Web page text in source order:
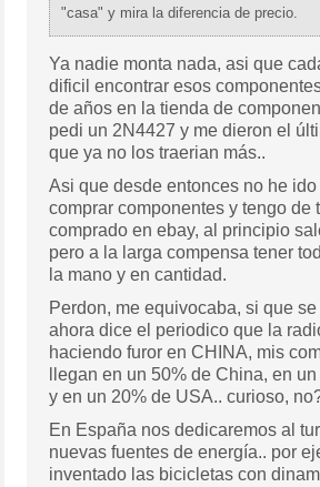
"casa" y mira la diferencia de precio.
Ya nadie monta nada, asi que
dificil encontrar esos
de años en la tienda de
pedi un 2N4427 y me dieron el
que ya no los traerian más..
Asi que desde entonces no he
comprar componentes y tengo de
comprado en ebay, al principio
pero a la larga compensa tener
la mano y en cantidad.
Perdon, me equivocaba, si que
ahora dice el periodico que la
haciendo furor en CHINA, mis
llegan en un 50% de China, en
y en un 20% de USA.. curioso,
En España nos dedicaremos al
nuevas fuentes de energía.. por
inventado las bicicletas con